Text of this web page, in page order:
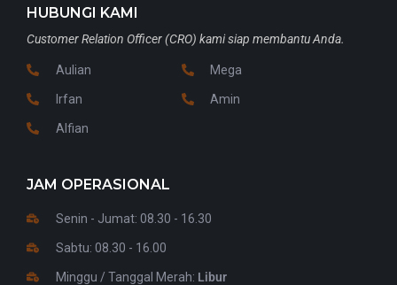
HUBUNGI KAMI
Customer Relation Officer (CRO) kami siap membantu Anda.
Aulian
Irfan
Alfian
Mega
Amin
JAM OPERASIONAL
Senin - Jumat: 08.30 - 16.30
Sabtu: 08.30 - 16.00
Minggu / Tanggal Merah: Libur